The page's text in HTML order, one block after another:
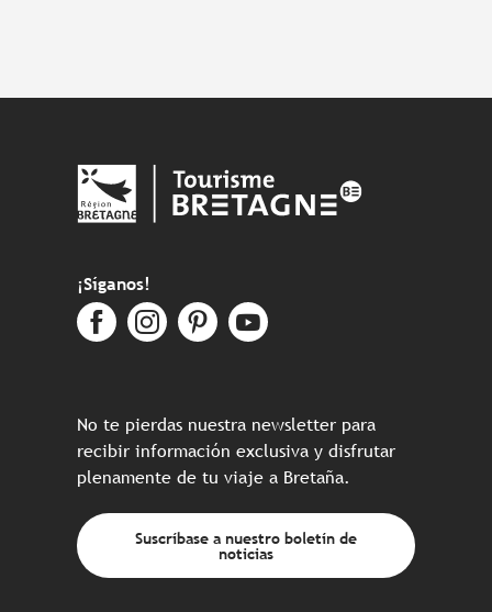
¡Síganos!
No te pierdas nuestra newsletter para
recibir información exclusiva y disfrutar
plenamente de tu viaje a Bretaña.
Suscríbase a nuestro boletín de
noticias